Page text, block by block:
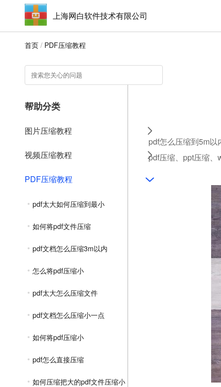
上海网白软件技术有限公司
首页 / PDF压缩教程
帮助分类
图片压缩教程
视频压缩教程
PDF压缩教程
pdf太大如何压缩到最小
如何将pdf文件压缩
pdf文档怎么压缩3m以内
怎么将pdf压缩小
pdf太大怎么压缩文件
pdf文档怎么压缩小一点
如何将pdf压缩小
pdf怎么直接压缩
如何压缩把大的pdf文件压缩小
pdf怎么压缩到5m
pdf压缩、ppt压缩